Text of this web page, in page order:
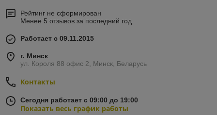
Рейтинг не сформирован
Менее 5 отзывов за последний год
Работает с 09.11.2015
г. Минск
ул. Короля 88 офис 2, Минск, Беларусь
Контакты
Сегодня работает с 09:00 до 19:00
Показать весь график работы